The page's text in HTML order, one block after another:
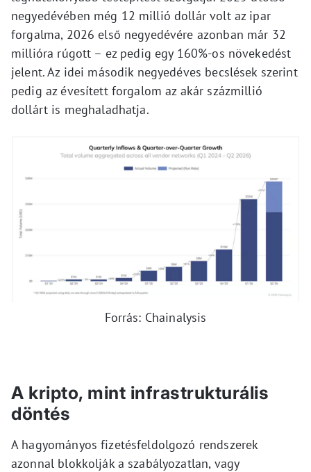
negyedévében még 12 millió dollár volt az ipar
forgalma, 2026 első negyedévére azonban már 32
millióra rúgott – ez pedig egy 160%-os növekedést
jelent. Az idei második negyedéves becslések szerint
pedig az évesített forgalom az akár százmillió
dollárt is meghaladhatja.
Forrás: Chainalysis
A kripto, mint infrastrukturális
döntés
A hagyományos fizetésfeldolgozó rendszerek
azonnal blokkolják a szabályozatlan, vagy